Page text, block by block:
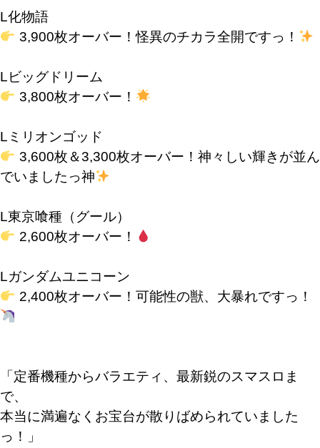
L化物語
3,900枚オーバー！怪異のチカラ全開ですっ！
Lビッグドリーム
3,800枚オーバー！
Lミリオンゴッド
3,600枚＆3,300枚オーバー！神々しい輝きが並ん
でいましたっ神
L東京喰種（グール）
2,600枚オーバー！
Lガンダムユニコーン
2,400枚オーバー！可能性の獣、大暴れですっ！
「定番機種からバラエティ、最新鋭のスマスロま
で、
本当に満遍なくお宝台が散りばめられていました
っ！」